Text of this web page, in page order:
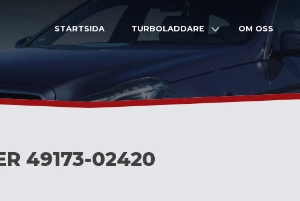
STARTSIDA TURBOLADDARE OM OSS
49173-02420